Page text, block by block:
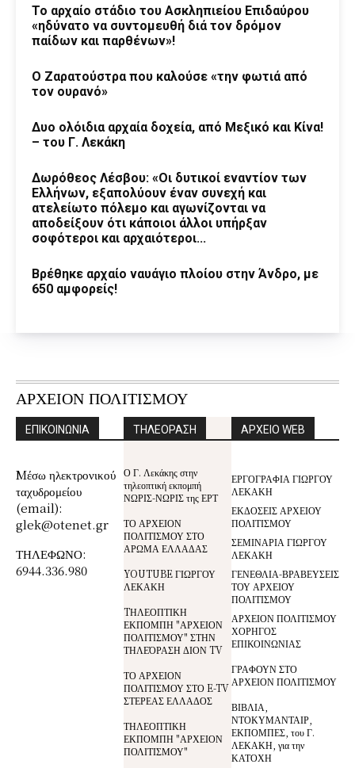
Το αρχαίο στάδιο του Ασκληπιείου Επιδαύρου
«ηδύνατο να συντομευθή διά τον δρόμον
παίδων και παρθένων»!
Ο Ζαρατούστρα που καλούσε «την φωτιά από
τον ουρανό»
Δυο ολόιδια αρχαία δοχεία, από Μεξικό και Κίνα!
– του Γ. Λεκάκη
Δωρόθεος Λέσβου: «Οι δυτικοί εναντίον των
Ελλήνων, εξαπολύουν έναν συνεχή και
ατελείωτο πόλεμο και αγωνίζονται να
αποδείξουν ότι κάποιοι άλλοι υπήρξαν
σοφότεροι και αρχαιότεροι...
Βρέθηκε αρχαίο ναυάγιο πλοίου στην Άνδρο, με
650 αμφορείς!
ΑΡΧΕΙΟΝ ΠΟΛΙΤΙΣΜΟΥ
ΕΠΙΚΟΙΝΩΝΙΑ
Mέσω ηλεκτρονικού
ταχυδρομείου
(email):
glek@otenet.gr
ΤΗΛΕΦΩΝΟ:
6944.336.980
ΤΗΛΕΟΡΑΣΗ
Ο Γ. Λεκάκης στην
τηλεοπτική εκπομπή
ΝΩΡΙΣ-ΝΩΡΙΣ της ΕΡΤ
ΤΟ ΑΡΧΕΙΟΝ
ΠΟΛΙΤΙΣΜΟΥ ΣΤΟ
ΑΡΩΜΑ ΕΛΛΑΔΑΣ
YOUTUBE ΓΙΩΡΓΟΥ
ΛΕΚΑΚΗ
TΗΛΕΟΠΤΙΚΗ
ΕΚΠΟΜΠΗ "ΑΡΧΕΙΟΝ
ΠΟΛΙΤΙΣΜΟΥ" ΣΤΗΝ
ΤΗΛΕΌΡΑΣΗ ΔΙΟΝ TV
ΤΟ ΑΡΧΕΙΟΝ
ΠΟΛΙΤΙΣΜΟΥ ΣΤΟ E-TV
ΣΤΕΡΕΑΣ ΕΛΛΑΔΟΣ
ΤΗΛΕΟΠΤΙΚΗ
ΕΚΠΟΜΠΗ "ΑΡΧΕΙΟΝ
ΠΟΛΙΤΙΣΜΟΥ"
ΑΡΧΕΙΟ WEB
ΕΡΓΟΓΡΑΦΙΑ ΓΙΩΡΓΟΥ
ΛΕΚΑΚΗ
ΕΚΔΟΣΕΙΣ ΑΡΧΕΙΟΥ
ΠΟΛΙΤΙΣΜΟΥ
ΣΕΜΙΝΑΡΙΑ ΓΙΩΡΓΟΥ
ΛΕΚΑΚΗ
ΓΕΝΕΘΛΙΑ-ΒΡΑΒΕΥΣΕΙΣ
ΤΟΥ ΑΡΧΕΙΟΥ
ΠΟΛΙΤΙΣΜΟΥ
ΑΡΧΕΙΟΝ ΠΟΛΙΤΙΣΜΟΥ
ΧΟΡΗΓΟΣ
ΕΠΙΚΟΙΝΩΝΙΑΣ
ΓΡΑΦΟΥΝ ΣΤΟ
ΑΡΧΕΙΟΝ ΠΟΛΙΤΙΣΜΟΥ
ΒΙΒΛΙΑ,
ΝΤΟΚΥΜΑΝΤΑΙΡ,
ΕΚΠΟΜΠΕΣ, του Γ.
ΛΕΚΑΚΗ, για την
ΚΑΤΟΧΗ